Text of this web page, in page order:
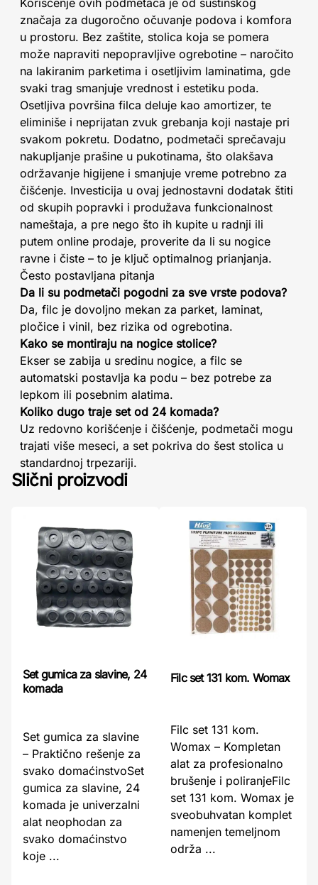
značaja za dugoročno očuvanje podova i komfora
u prostoru. Bez zaštite, stolica koja se pomera
može napraviti nepopravljive ogrebotine – naročito
na lakiranim parketima i osetljivim laminatima, gde
svaki trag smanjuje vrednost i estetiku poda.
Osetljiva površina filca deluje kao amortizer, te
eliminiše i neprijatan zvuk grebanja koji nastaje pri
svakom pokretu. Dodatno, podmetači sprečavaju
nakupljanje prašine u pukotinama, što olakšava
održavanje higijene i smanjuje vreme potrebno za
čišćenje. Investicija u ovaj jednostavni dodatak štiti
od skupih popravki i produžava funkcionalnost
nameštaja, a pre nego što ih kupite u radnji ili
putem online prodaje, proverite da li su nogice
ravne i čiste – to je ključ optimalnog prianjanja.
Često postavljana pitanja
Da li su podmetači pogodni za sve vrste podova?
Da, filc je dovoljno mekan za parket, laminat,
pločice i vinil, bez rizika od ogrebotina.
Kako se montiraju na nogice stolice?
Ekser se zabija u sredinu nogice, a filc se
automatski postavlja ka podu – bez potrebe za
lepkom ili posebnim alatima.
Koliko dugo traje set od 24 komada?
Uz redovno korišćenje i čišćenje, podmetači mogu
trajati više meseci, a set pokriva do šest stolica u
standardnoj trpezariji.
Slični proizvodi
Set gumica za slavine, 24
komada
Set gumica za slavine
– Praktično rešenje za
svako domaćinstvoSet
gumica za slavine, 24
komada je univerzalni
alat neophodan za
svako domaćinstvo
koje ...
Filc set 131 kom. Womax
Filc set 131 kom.
Womax – Kompletan
alat za profesionalno
brušenje i poliranjeFilc
set 131 kom. Womax je
sveobuhvatan komplet
namenjen temeljnom
održa ...